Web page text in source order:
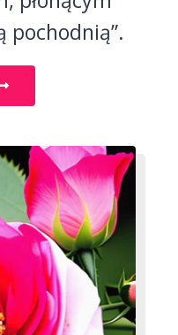
pochodnią”.